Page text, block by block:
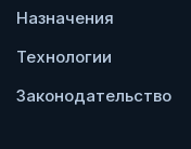
Назначения
Технологии
Законодательство